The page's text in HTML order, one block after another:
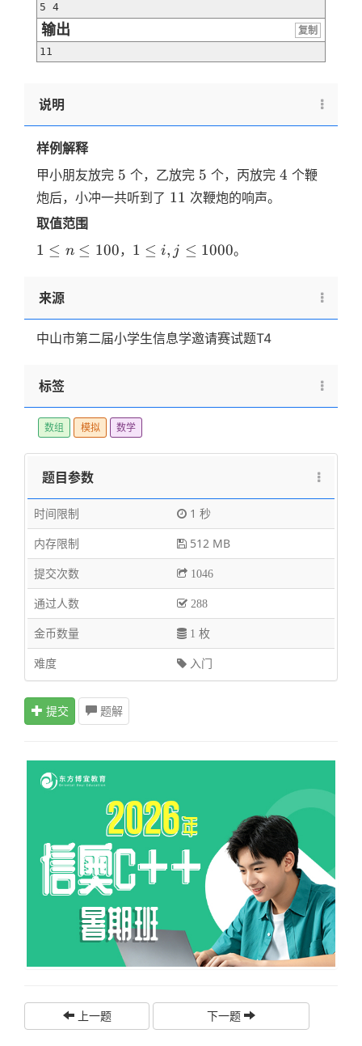
5 4
输出
复制
11
说明
样例解释
甲小朋友放完 5
5 个，乙放完 5
5 个，丙放完 4
4 个鞭
炮后，小冲一共听到了 11
11 次鞭炮的响声。
取值范围
1
\le
100
1 ≤ n ≤ 100， 1 \le
1 ≤ i, j ≤ 1000。
来源
中山市第二届小学生信息学邀请赛试题T4
标签
数组 模拟 数学
题目参数
时间限制
1 秒
内存限制
512 MB
提交次数
1046
通过人数 288
金币数量 1 枚
难度 入门
提交 题解
上一题 下一题